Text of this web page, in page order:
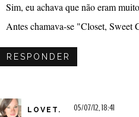
Sim, eu achava que não eram
Antes chamava-se "Closet, Sweet
RESPONDER
LOVET. 05/07/12, 18:41